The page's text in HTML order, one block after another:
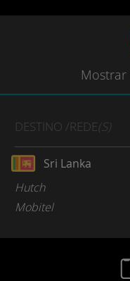
Mostrar
DESTINO /REDE(S)
Sri Lanka
Hutch
Mobitel